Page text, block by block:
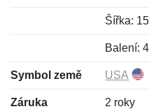
Šířka:
Balení:
Symbol země USA
Záruka 2 roky